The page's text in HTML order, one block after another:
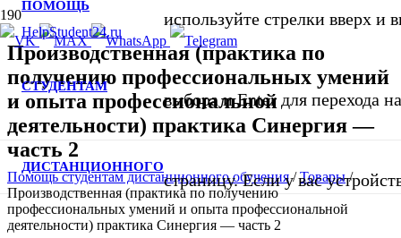
ПОМОЩЬ
СТУДЕНТАМ
ДИСТАНЦИОННОГО
используйте стрелки вверх и
выбора и Enter для перехода
страницу. Если у вас
Производственная (практика по
получению профессиональных умений
и опыта профессиональной
деятельности) практика Синергия —
часть 2
Помощь студентам дистанционного обучения/Товары/
Производственная (практика по получению
профессиональных умений и опыта профессиональной
деятельности) практика Синергия — часть 2